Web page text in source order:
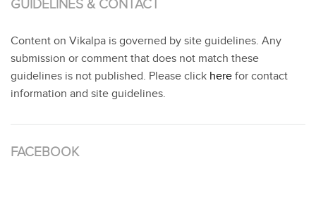
GUIDELINES & CONTACT
Content on Vikalpa is governed by site guidelines. Any
submission or comment that does not match these
guidelines is not published. Please click here for contact
information and site guidelines.
FACEBOOK